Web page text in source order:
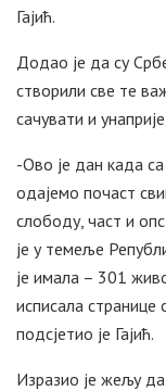
Гајић.
Додао је да су
створили све те
сачувати и
-Ово је дан када
одајемо почаст
слободу, част и
је у темеље
је имала – 301
исписала странице
подсјетио је Гајић.
Изразио је жељу